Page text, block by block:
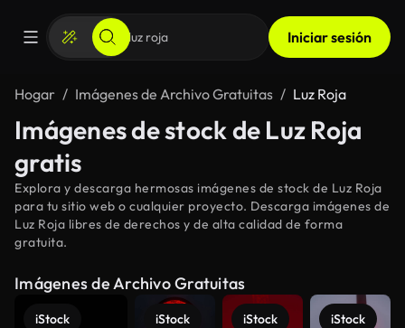
Iniciar sesión
Hogar Imágenes de Archivo Gratuitas Luz Roja
Imágenes de stock de Luz Roja
gratis
Explora y descarga hermosas imágenes de stock de Luz Roja
para tu sitio web o cualquier proyecto. Descarga imágenes de
Luz Roja libres de derechos y de alta calidad de forma
gratuita.
Imágenes de Archivo Gratuitas
iStock iStock iStock iStock